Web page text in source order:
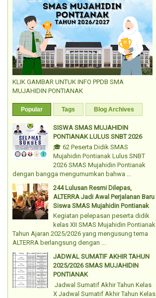
KLIK GAMBAR UNTUK INFO PPDB SMA
MUJAHIDIN PONTIANAK
Popular Tags Blog Archives
SISWA SMAS MUJAHIDIN
PONTIANAK LULUS SNBT 2026
🎓 62 Peserta Didik SMAS
Mujahidin Pontianak Lulus SNBT
2026 SMAS Mujahidin Pontianak
dengan bangga mengumumkan bahwa ...
244 Lulusan Resmi Dilepas,
ALTERRA Jadi Awal Perjalanan Baru
Siswa SMAS Mujahidin Pontianak
Kegiatan pelepasan peserta didik
kelas XII SMAS Mujahidin Pontianak
Tahun Ajaran 2025/2026 yang mengusung tema
ALTERRA berlangsung dengan ...
JADWAL SUMATIF AKHIR TAHUN
2025/2026 SMAS MUJAHIDIN
PONTIANAK
Jadwal Sumatif Akhir Tahun Kelas
X Jadwal Sumatif Akhir Tahun Kelas